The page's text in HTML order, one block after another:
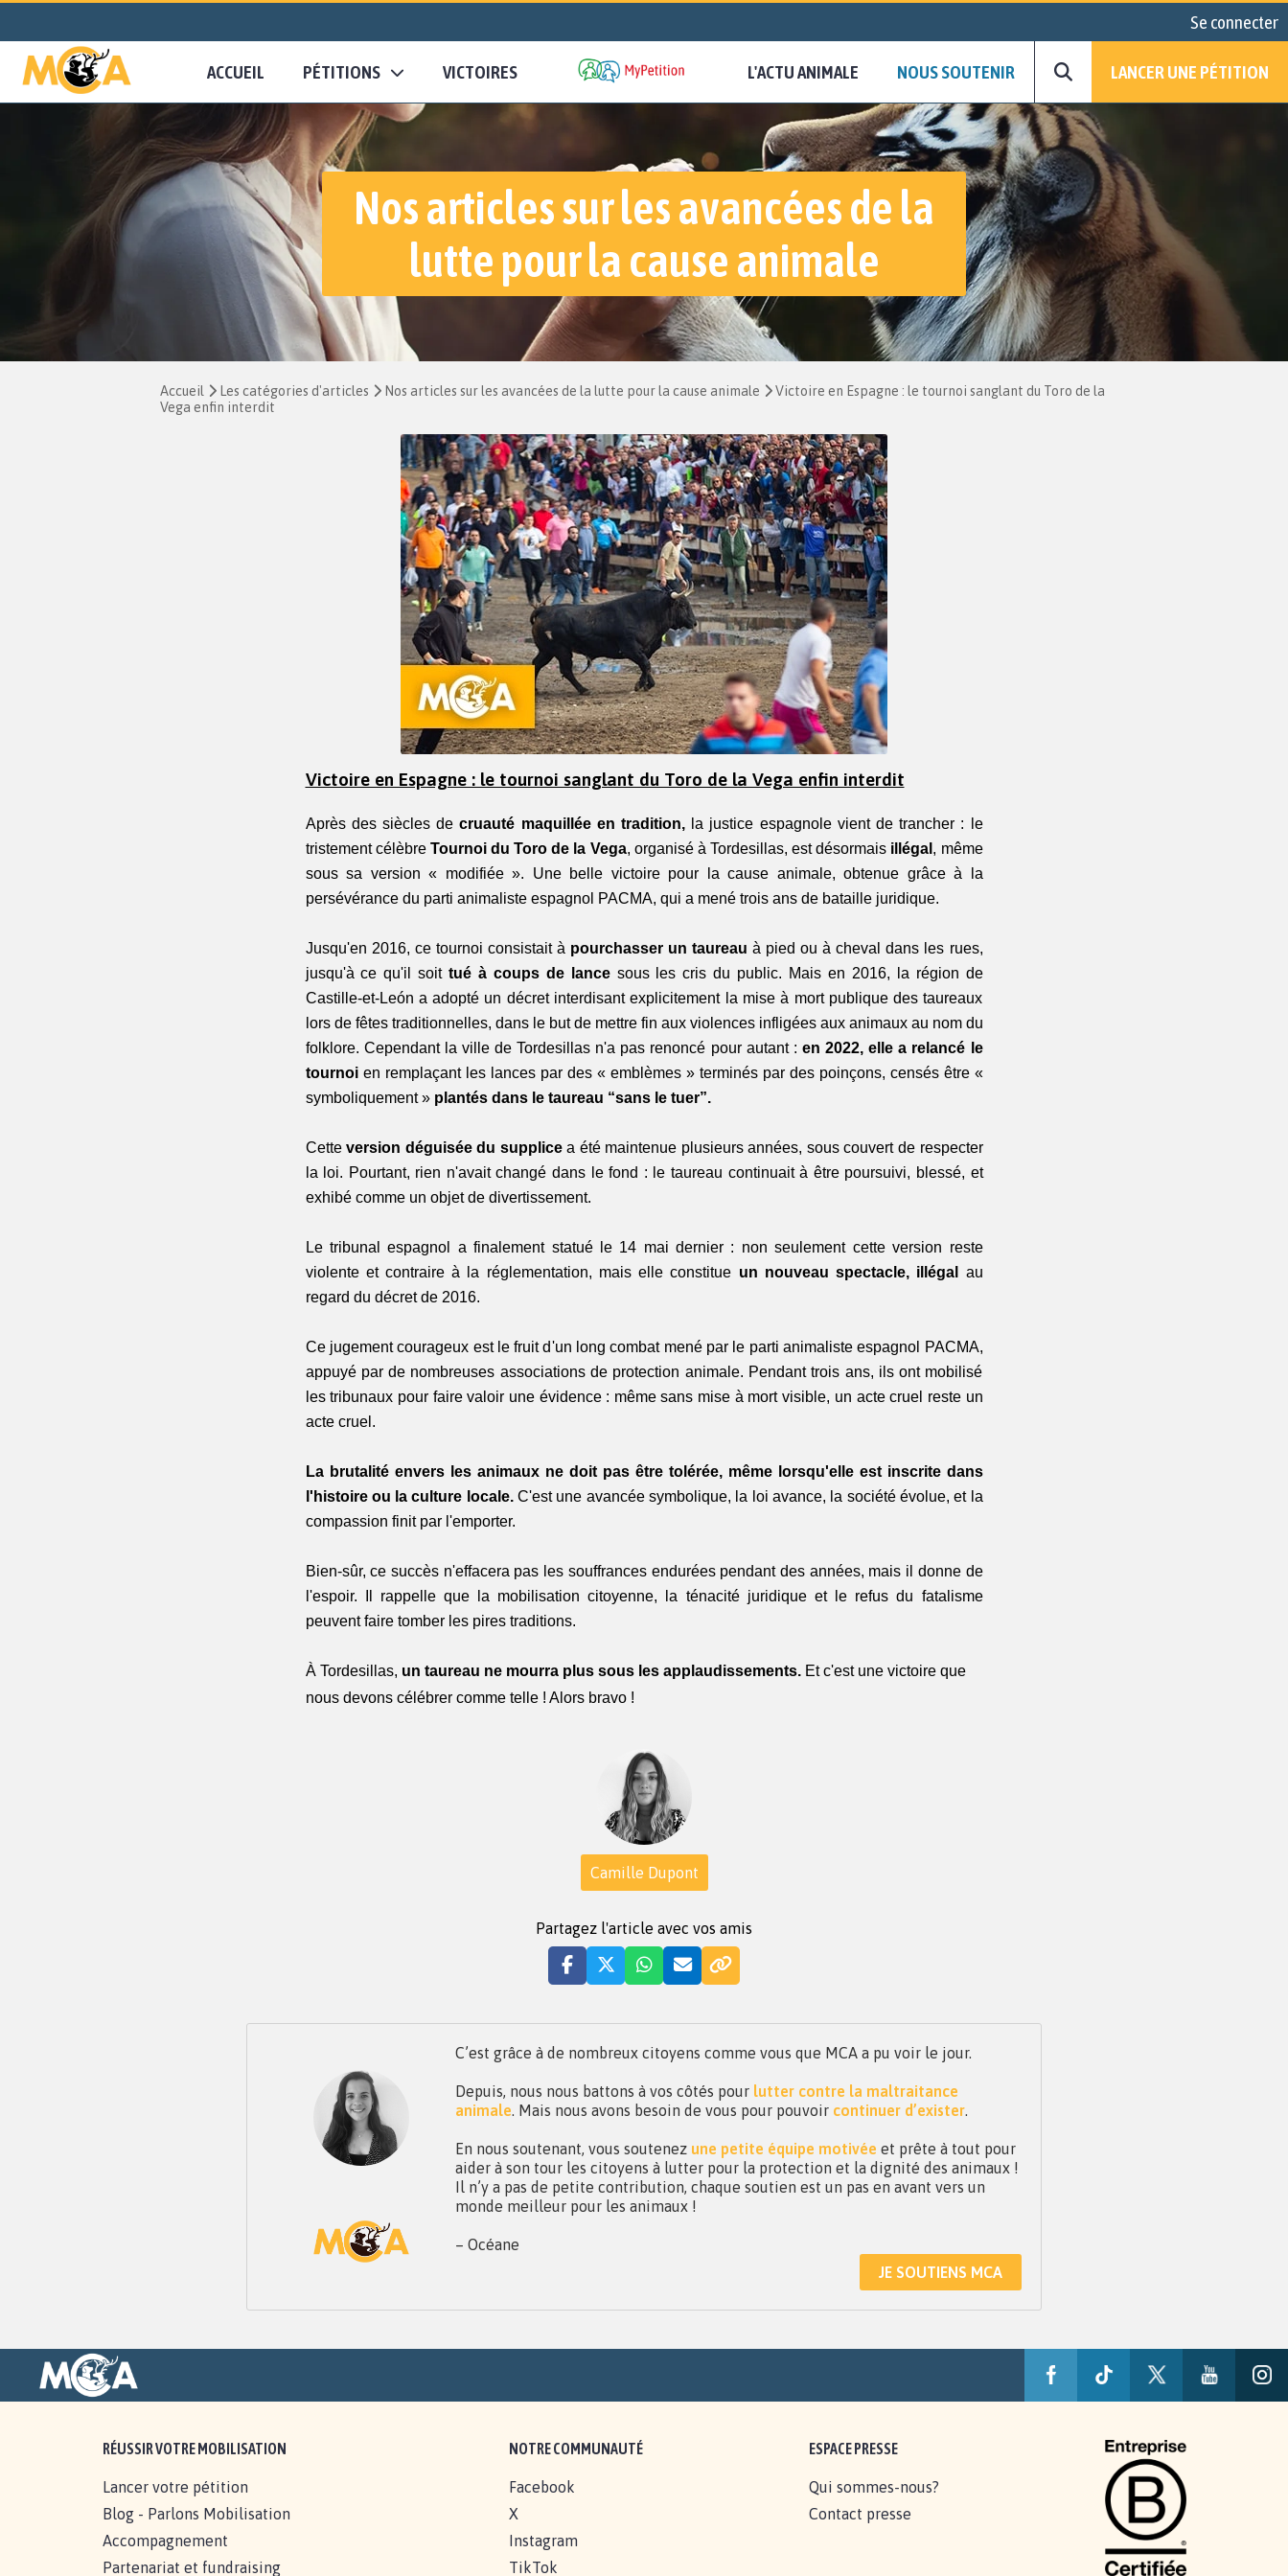
Se connecter
ACCUEIL PÉTITIONS VICTOIRES L'ACTU ANIMALE NOUS SOUTENIR LANCER UNE PÉTITION
Nos articles sur les avancées de la
lutte pour la cause animale
Accueil Les catégories d'articles Nos articles sur les avancées de la lutte pour la cause animale
Victoire en Espagne : le tournoi sanglant du Toro de la
Vega enfin interdit
Victoire en Espagne : le tournoi sanglant du Toro de la Vega enfin interdit
Après des siècles de cruauté maquillée en tradition, la justice espagnole vient de trancher : le
tristement célèbre Tournoi du Toro de la Vega, organisé à Tordesillas, est désormais illégal , même
sous sa version « modifiée ». Une belle victoire pour la cause animale, obtenue grâce à la
persévérance du parti animaliste espagnol PACMA, qui a mené trois ans de bataille juridique.
Jusqu'en 2016, ce tournoi consistait à pourchasser un taureau à pied ou à cheval dans les rues,
jusqu'à ce qu'il soit tué à coups de lance sous les cris du public. Mais en 2016, la région de
Castille-et-León a adopté un décret interdisant explicitement la mise à mort publique des taureaux
lors de fêtes traditionnelles, dans le but de mettre fin aux violences infligées aux animaux au nom du
folklore. Cependant la ville de Tordesillas n'a pas renoncé pour autant : en 2022, elle a relancé le
tournoi en remplaçant les lances par des « emblèmes » terminés par des poinçons, censés être «
symboliquement » plantés dans le taureau “sans le tuer”.
Cette version déguisée du supplice a été maintenue plusieurs années, sous couvert de respecter
la loi. Pourtant, rien n'avait changé dans le fond : le taureau continuait à être poursuivi, blessé, et
exhibé comme un objet de divertissement.
Le tribunal espagnol a finalement statué le 14 mai dernier : non seulement cette version reste
violente et contraire à la réglementation, mais elle constitue un nouveau spectacle, illégal au
regard du décret de 2016.
Ce jugement courageux est le fruit d'un long combat mené par le parti animaliste espagnol PACMA,
appuyé par de nombreuses associations de protection animale. Pendant trois ans, ils ont mobilisé
les tribunaux pour faire valoir une évidence : même sans mise à mort visible, un acte cruel reste un
acte cruel.
La brutalité envers les animaux ne doit pas être tolérée, même lorsqu'elle est inscrite dans
l'histoire ou la culture locale. C'est une avancée symbolique, la loi avance, la société évolue, et la
compassion finit par l'emporter.
Bien-sûr, ce succès n'effacera pas les souffrances endurées pendant des années, mais il donne de
l'espoir. Il rappelle que la mobilisation citoyenne, la ténacité juridique et le refus du fatalisme
peuvent faire tomber les pires traditions.
À Tordesillas, un taureau ne mourra plus sous les applaudissements. Et c'est une victoire que
nous devons célébrer comme telle ! Alors bravo !
Camille Dupont
Partagez l'article avec vos amis
C’est grâce à de nombreux citoyens comme vous que MCA a pu voir le jour.
Depuis, nous nous battons à vos côtés pour lutter contre la maltraitance
animale. Mais nous avons besoin de vous pour pouvoir continuer d’exister.
En nous soutenant, vous soutenez une petite équipe motivée et prête à tout pour
aider à son tour les citoyens à lutter pour la protection et la dignité des animaux !
Il n’y a pas de petite contribution, chaque soutien est un pas en avant vers un
monde meilleur pour les animaux !
– Océane
JE SOUTIENS MCA
RÉUSSIR VOTRE MOBILISATION
Lancer votre pétition
Blog - Parlons Mobilisation
Accompagnement
Partenariat et fundraising
NOTRE COMMUNAUTÉ
Facebook
X
Instagram
TikTok
ESPACE PRESSE
Qui sommes-nous?
Contact presse